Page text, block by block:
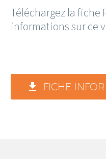
Téléchargez la fiche
informations sur ce
 FICHE